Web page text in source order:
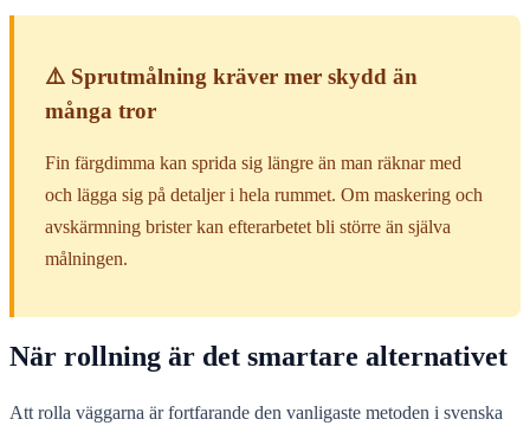
⚠️ Sprutmålning kräver mer skydd än
många tror
Fin färgdimma kan sprida sig längre än man räknar med
och lägga sig på detaljer i hela rummet. Om maskering och
avskärmning brister kan efterarbetet bli större än själva
målningen.
När rollning är det smartare alternativet
Att rolla väggarna är fortfarande den vanligaste metoden i svenska